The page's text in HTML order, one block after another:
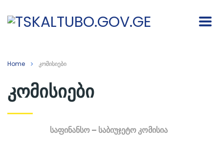
Home კომისიები
კომისიები
საფინანსო – საბიუჯეტო კომისია